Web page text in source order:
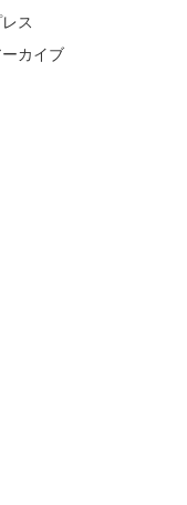
ス
カイブ